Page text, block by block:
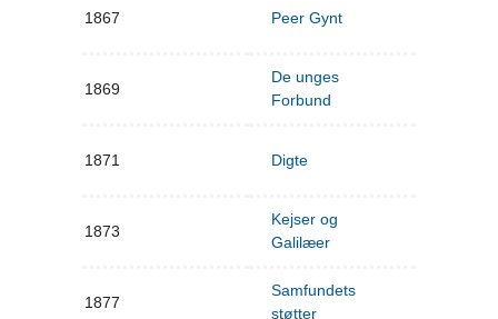
1867 Peer Gynt
1869
De unges
Forbund
1871 Digte
1873
Kejser og
Galilæer
1877
Samfundets
støtter